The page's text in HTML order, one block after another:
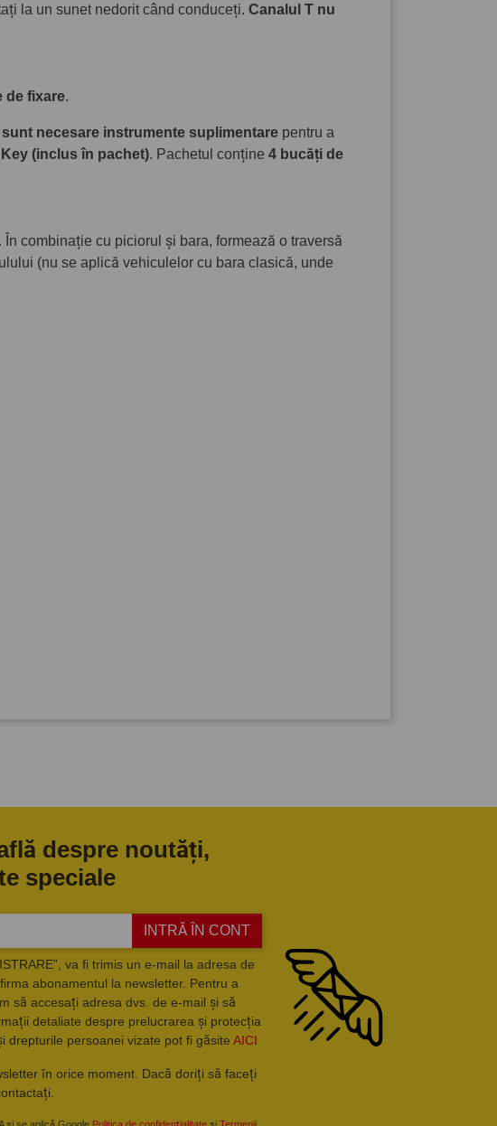
la un sunet nedorit când conduceți. Canalul T nu
de fixare.
necesare instrumente suplimentare pentru a
(inclus în pachet). Pachetul conține 4 bucăți de
combinație cu piciorul și bara, formează o traversă
(nu se aplică vehiculelor cu bara clasică, unde
despre noutăți,
speciale
INTRĂ ÎN CONT
va fi trimis un e-mail la adresa de
abonamentul la newsletter. Pentru a
să accesați adresa dvs. de e-mail și să
detaliate despre prelucrarea și protecția
drepturile persoanei vizate pot fi găsite AICI
în orice moment. Dacă doriți să faceți